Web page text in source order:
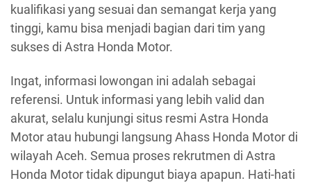
kualifikasi yang sesuai dan semangat kerja yang
tinggi, kamu bisa menjadi bagian dari tim yang
sukses di Astra Honda Motor.
Ingat, informasi lowongan ini adalah sebagai
referensi. Untuk informasi yang lebih valid dan
akurat, selalu kunjungi situs resmi Astra Honda
Motor atau hubungi langsung Ahass Honda Motor di
wilayah Aceh. Semua proses rekrutmen di Astra
Honda Motor tidak dipungut biaya apapun. Hati-hati